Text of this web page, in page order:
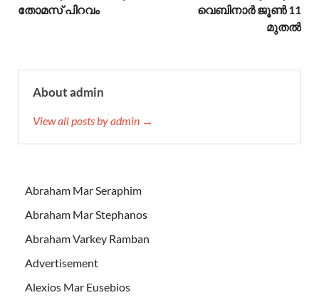
തോമസ് പിറവം
വെബിനാര്‍ ജൂണ്‍ 11
മുതല്‍
About admin
View all posts by admin →
Abraham Mar Seraphim
Abraham Mar Stephanos
Abraham Varkey Ramban
Advertisement
Alexios Mar Eusebios